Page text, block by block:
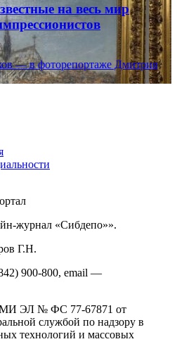
на весь мир
— в фоторепортаже Дмитрия
журнал «Сибдепо»».
Г.Н.
900-800, email —
ЭЛ № ФС 77-67871 от
службой по надзору в
технологий и массовых